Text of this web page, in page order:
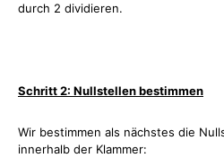
durch 2 dividieren.
Schritt 2: Nullstellen bestimmen
Wir bestimmen als nächstes die
innerhalb der Klammer: